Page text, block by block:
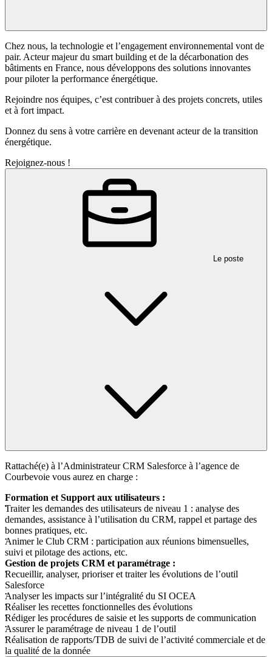
Chez nous, la technologie et l’engagement environnemental vont de
pair. Acteur majeur du smart building et de la décarbonation des
bâtiments en France, nous développons des solutions innovantes
pour piloter la performance énergétique.
Rejoindre nos équipes, c’est contribuer à des projets concrets, utiles
et à fort impact.
Donnez du sens à votre carrière en devenant acteur de la transition
énergétique.
Rejoignez-nous !
Le poste
Rattaché(e) à l’Administrateur CRM Salesforce à l’agence de
Courbevoie vous aurez en charge :
Formation et Support aux utilisateurs :
Traiter les demandes des utilisateurs de niveau 1 : analyse des
demandes, assistance à l’utilisation du CRM, rappel et partage des
bonnes pratiques, etc.
Animer le Club CRM : participation aux réunions bimensuelles,
suivi et pilotage des actions, etc.
Gestion de projets CRM et paramétrage :
Recueillir, analyser, prioriser et traiter les évolutions de l’outil
Salesforce
Analyser les impacts sur l’intégralité du SI OCEA
Réaliser les recettes fonctionnelles des évolutions
Rédiger les procédures de saisie et les supports de communication
Assurer le paramétrage de niveau 1 de l’outil
Réalisation de rapports/TDB de suivi de l’activité commerciale et de
la qualité de la donnée